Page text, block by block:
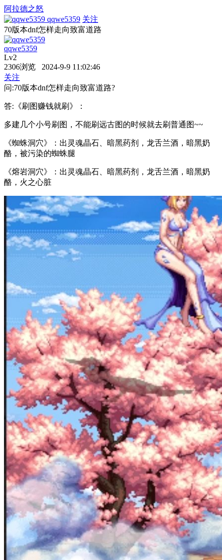
阿拉德之怒
qqwe5359 关注
70版本dnf怎样走向致富道路
qqwe5359
Lv2
2306浏览 2024-9-9 11:02:46
关注
问:70版本dnf怎样走向致富道路?
答:《刷图赚钱就刷》：
多建几个小号刷图，不能刷远古图的时候就去刷普通图~~
《蜘蛛洞穴》：出灵魂晶石、暗黑药剂，龙舌兰酒，暗黑奶
酪，被污染的蜘蛛腿
《熔岩洞穴》：出灵魂晶石、暗黑药剂，龙舌兰酒，暗黑奶
酪，火之心脏